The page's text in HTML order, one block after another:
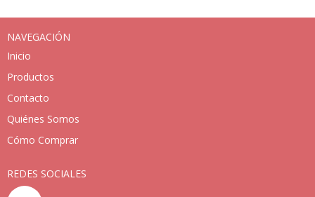
NAVEGACIÓN
Inicio
Productos
Contacto
Quiénes Somos
Cómo Comprar
REDES SOCIALES